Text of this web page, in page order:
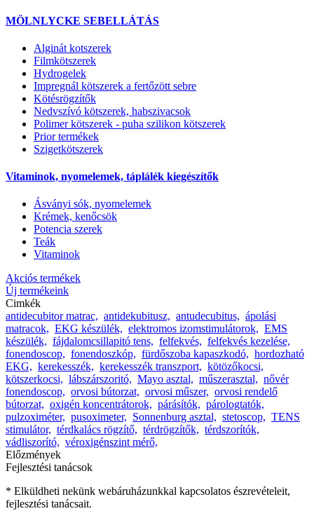
MÖLNLYCKE SEBELLÁTÁS
Alginát kotszerek
Filmkötszerek
Hydrogelek
Impregnál kötszerek a fertőzött sebre
Kötésrögzítők
Nedvszívó kötszerek, habszivacsok
Polimer kötszerek - puha szilikon kötszerek
Prior termékek
Szigetkötszerek
Vitaminok, nyomelemek, táplálék kiegészítők
Ásványi sók, nyomelemek
Krémek, kenőcsök
Potencia szerek
Teák
Vitaminok
Akciós termékek
Új termékeink
Cimkék
antidecubitor matrac, antidekubitusz, antudecubitus, ápolási
matracok, EKG készülék, elektromos izomstimulátorok, EMS
készülék, fájdalomcsillapitó tens, felfekvés, felfekvés kezelése,
fonendoscop, fonendoszkóp, fürdőszoba kapaszkodó, hordozható
EKG, kerekesszék, kerekesszék transzport, kötözőkocsi,
kötszerkocsi, lábszárszoritó, Mayo asztal, műszerasztal, nővér
fonendoscop, orvosi bútorzat, orvosi műszer, orvosi rendelő
bútorzat, oxigén koncentrátorok, párásítók, párologtatók,
pulzoximéter, pusoximeter, Sonnenburg asztal, stetoscop, TENS
stimulátor, térdkalács rögzítő, térdrögzítők, térdszorítók,
vádliszorító, véroxigénszint mérő,
Előzmények
Fejlesztési tanácsok
* Elküldheti nekünk webáruházunkkal kapcsolatos észrevételeit,
fejlesztési tanácsait.